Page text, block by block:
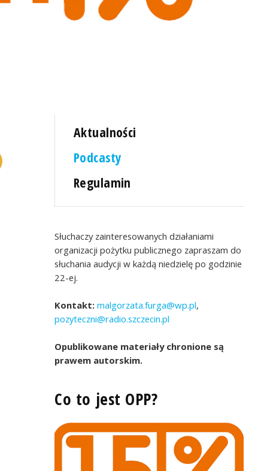
Aktualności
Podcasty
Regulamin
Słuchaczy zainteresowanych działaniami
organizacji pożytku publicznego zapraszam do
słuchania audycji w każdą niedzielę po godzinie
22-ej.
Kontakt: malgorzata.furga@wp.pl,
pozyteczni@radio.szczecin.pl
Opublikowane materiały chronione są
prawem autorskim.
Co to jest OPP?